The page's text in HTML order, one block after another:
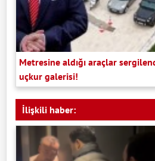
Metresine aldığı araçlar
uçkur galerisi!
İlişkili haber: